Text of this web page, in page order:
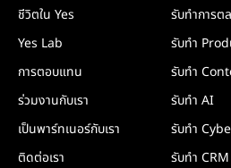
ชีวิตใน Yes
Yes Lab
การตอบแทน
ร่วมงานกับเรา
เป็นพาร์ทเนอร์กับเรา
ติดต่อเรา
รับทำการต
รับทำ
รับทำ
รับทำ AI
รับทำ
รับทำ CRM